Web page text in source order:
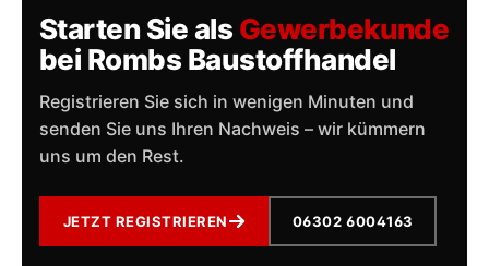
Starten Sie alsGewerbekunde
bei Rombs Baustoffhandel
Registrieren Sie sich in wenigen Minuten und
senden Sie uns Ihren Nachweis – wir kümmern
uns um den Rest.
JETZT REGISTRIEREN 06302 6004163